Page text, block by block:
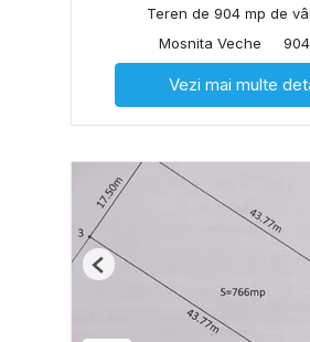
Teren de 904 mp de
Mosnita Veche
Vezi mai multe
Previous